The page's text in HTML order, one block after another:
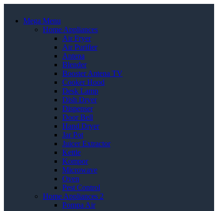
Mega Menu
Home Appliances
Air Fryer
Air Purifier
Antena
Blender
Booster Antena TV
Cooker Hood
Desk Lamp
Dish Dryer
Dispenser
Door Bell
Hand Dryer
Jar Pot
Juicer Extractor
Kettle
Kompor
Microwave
Oven
Pest Control
Home Appliances 2
Pompa Air